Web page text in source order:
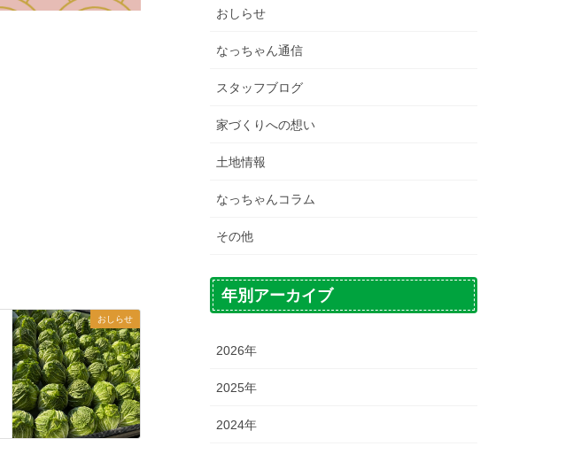
おしらせ
おしらせ
なっちゃん通信
スタッフブログ
家づくりへの想い
土地情報
なっちゃんコラム
その他
年別アーカイブ
2026年
2025年
2024年